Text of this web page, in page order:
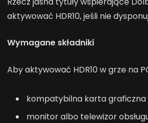
aktywować HDR10, jeśli nie
Wymagane składniki
Aby aktywować HDR10 w grze na
kompatybilna karta graficzna
monitor albo telewizor